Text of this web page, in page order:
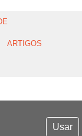
Usar
ARTIGOS